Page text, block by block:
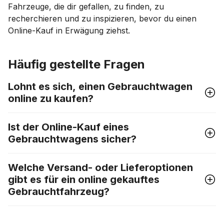
Fahrzeuge, die dir gefallen, zu finden, zu
recherchieren und zu inspizieren, bevor du einen
Online-Kauf in Erwägung ziehst.
Häufig gestellte Fragen
Lohnt es sich, einen Gebrauchtwagen
online zu kaufen?
Ist der Online-Kauf eines
Gebrauchtwagens sicher?
Welche Versand- oder Lieferoptionen
gibt es für ein online gekauftes
Gebrauchtfahrzeug?